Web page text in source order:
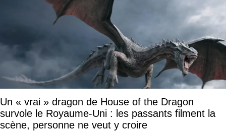
Un « vrai » dragon de House of the Dragon
survole le Royaume-Uni : les passants filment la
scène, personne ne veut y croire